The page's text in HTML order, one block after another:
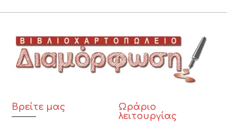
Βρείτε μας
Ωράριο
λειτουργίας